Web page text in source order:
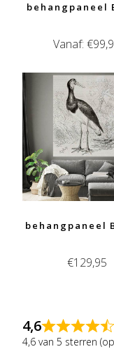
behangpaneel
Vanaf:€
behangpaneel
€129,95
4,6
4,6 van 5 sterren